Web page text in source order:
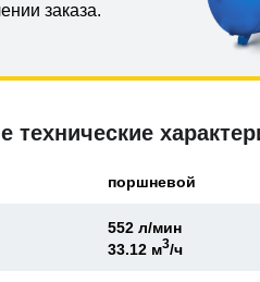
заказа.
технические
поршневой
552 л/мин
33.12 м3/ч